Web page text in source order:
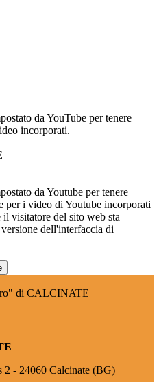
da YouTube per tenere
incorporati.
da Youtube per tenere
per i video di Youtube incorporati
il visitatore del sito web sta
dell'interfaccia di
di CALCINATE
2 - 24060 Calcinate (BG)